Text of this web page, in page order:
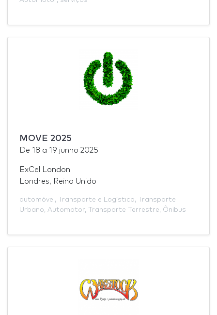
MOVE 2025
De 18 a 19 junho 2025
ExCel London
Londres, Reino Unido
automóvel , Transporte e Logística, Transporte
Urbano, Automotor, Transporte Terrestre, Ônibus